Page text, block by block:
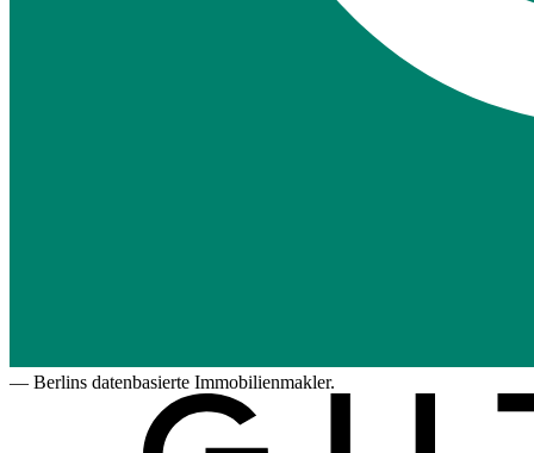
— Berlins datenbasierte Immobilienmakler.